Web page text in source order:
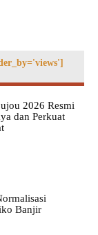
2026 Resmi
dan Perkuat
Banjir